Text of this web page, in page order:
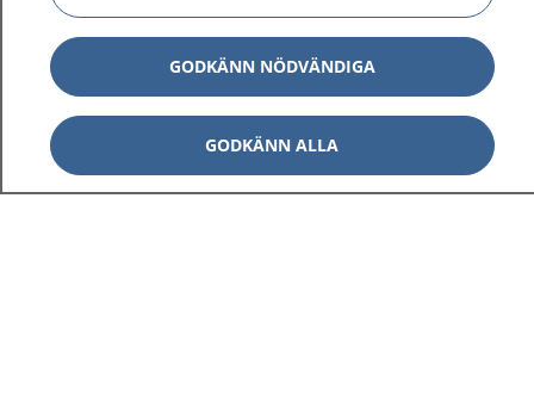
GODKÄNN NÖDVÄNDIGA
GODKÄNN ALLA